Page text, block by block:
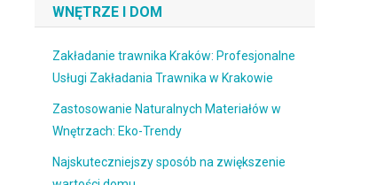
WNĘTRZE I DOM
Zakładanie trawnika Kraków: Profesjonalne
Usługi Zakładania Trawnika w Krakowie
Zastosowanie Naturalnych Materiałów w
Wnętrzach: Eko-Trendy
Najskuteczniejszy sposób na zwiększenie